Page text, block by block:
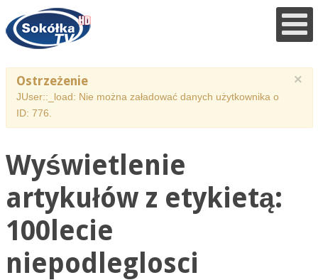
×
Ostrzeżenie
JUser::_load: Nie można załadować danych użytkownika o
ID: 776.
Wyświetlenie
artykułów z etykietą:
100lecie
niepodleglosci